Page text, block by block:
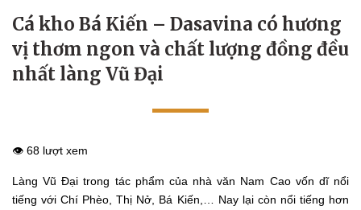
Cá kho Bá Kiến – Dasavina có hương
vị thơm ngon và chất lượng đồng đều
nhất làng Vũ Đại
👁️ 68 lượt xem
Làng Vũ Đại trong tác phẩm của nhà văn Nam Cao vốn dĩ nổi
tiếng với Chí Phèo, Thị Nở, Bá Kiến,… Nay lại còn nổi tiếng hơn